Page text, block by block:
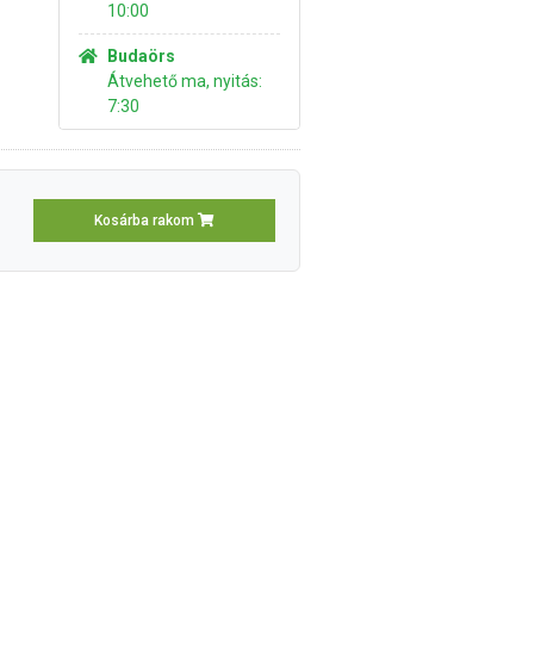
10:00
Budaörs
Átvehető ma, nyitás:
7:30
Kosárba rakom